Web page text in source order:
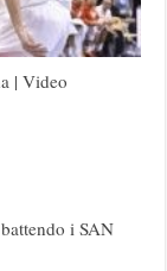
| Video
i SAN